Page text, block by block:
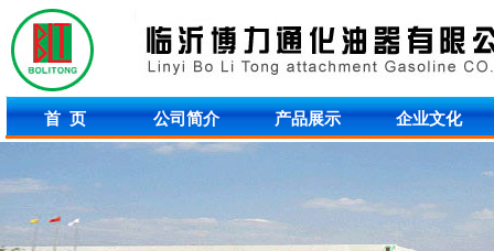
首 页 公司简介 产品展示 企业文化